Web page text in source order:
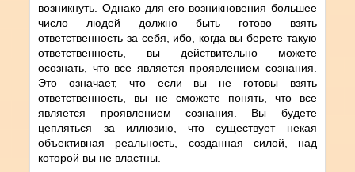
возникнуть. Однако для его возникновения большее
число людей должно быть готово взять
ответственность за себя, ибо, когда вы берете такую
ответственность, вы действительно можете
осознать, что все является проявлением сознания.
Это означает, что если вы не готовы взять
ответственность, вы не сможете понять, что все
является проявлением сознания. Вы будете
цепляться за иллюзию, что существует некая
объективная реальность, созданная силой, над
которой вы не властны.